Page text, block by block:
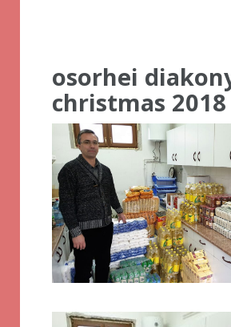
osorhei
christmas 2018